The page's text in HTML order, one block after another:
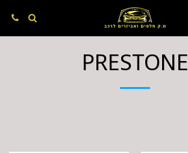
PRESTONE